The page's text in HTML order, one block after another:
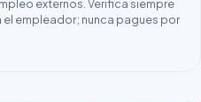
externos. Verifica siempre
empleador; nunca pagues por